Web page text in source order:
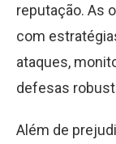
reputação. As
com
ataques,
defesas
Além de